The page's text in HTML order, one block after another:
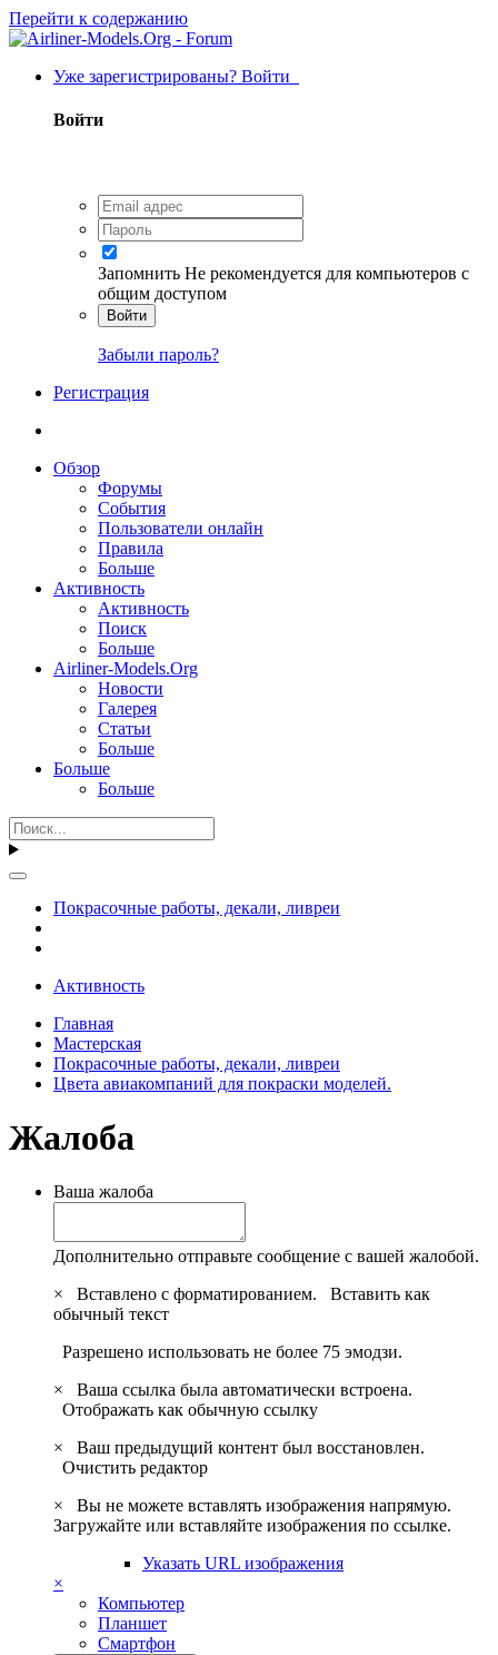
Перейти к содержанию
Уже зарегистрированы? Войти
Войти
Запомнить Не рекомендуется для компьютеров с
общим доступом
Войти
Забыли пароль?
Регистрация
Обзор
Форумы
События
Пользователи онлайн
Правила
Больше
Активность
Активность
Поиск
Больше
Airliner-Models.Org
Новости
Галерея
Статьи
Больше
Больше
Больше
Покрасочные работы, декали, ливреи
Активность
Главная
Мастерская
Покрасочные работы, декали, ливреи
Цвета авиакомпаний для покраски моделей.
Жалоба
Ваша жалоба
Дополнительно отправьте сообщение с вашей жалобой.
×
Вставлено с форматированием. Вставить как
обычный текст
Разрешено использовать не более 75 эмодзи.
×
Ваша ссылка была автоматически встроена.
Отображать как обычную ссылку
×
Ваш предыдущий контент был восстановлен.
Очистить редактор
×
Вы не можете вставлять изображения напрямую.
Загружайте или вставляйте изображения по ссылке.
Указать URL изображения
×
Компьютер
Планшет
Смартфон